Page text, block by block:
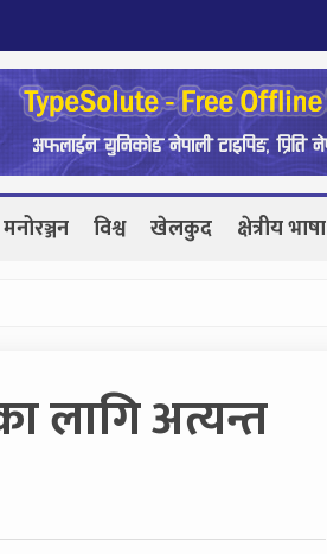
मनोरञ्जन विश्व खेलकुद क्षेत्रीय भाषा
लागि अत्यन्त